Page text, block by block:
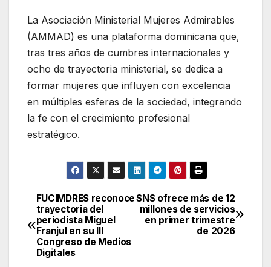
La Asociación Ministerial Mujeres Admirables
(AMMAD) es una plataforma dominicana que,
tras tres años de cumbres internacionales y
ocho de trayectoria ministerial, se dedica a
formar mujeres que influyen con excelencia
en múltiples esferas de la sociedad, integrando
la fe con el crecimiento profesional
estratégico.
Navegación
de
entradas
SNS ofrece más de 12
millones de servicios
en primer trimestre
de 2026
FUCIMDRES reconoce
trayectoria del
periodista Miguel
Franjul en su III
Congreso de Medios
Digitales